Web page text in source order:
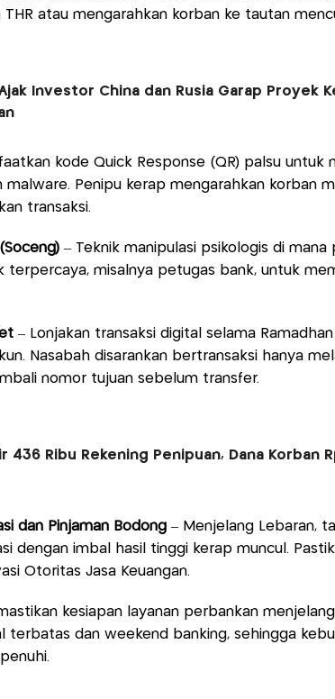
THR atau mengarahkan korban ke tautan
Investor China dan Rusia Garap Proyek
kode Quick Response (QR) palsu untuk
Penipu kerap mengarahkan korban
transaksi.
– Teknik manipulasi psikologis di
terpercaya, misalnya petugas bank, untuk
– Lonjakan transaksi digital selama
Nasabah disarankan bertransaksi hanya
nomor tujuan sebelum transfer.
436 Ribu Rekening Penipuan, Dana Korban
dan Pinjaman Bodong – Menjelang Lebaran,
dengan imbal hasil tinggi kerap muncul.
Otoritas Jasa Keuangan.
kesiapan layanan perbankan
terbatas dan weekend banking, sehingga